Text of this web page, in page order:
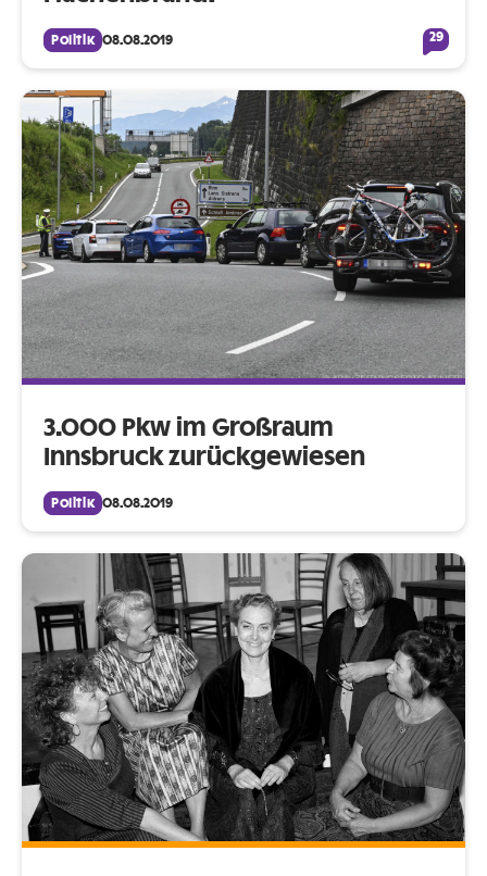
Politik 08.08.2019 29
3.000 Pkw im Großraum
Innsbruck zurückgewiesen
Politik 08.08.2019